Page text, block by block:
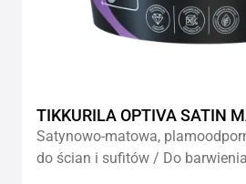
TIKKURILA OPTIVA SATIN
Satynowo-matowa,
do ścian i sufitów / Do barwienia